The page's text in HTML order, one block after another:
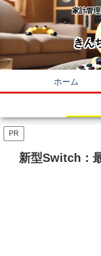
家計管
きん
ホーム
PR
新型Switch：